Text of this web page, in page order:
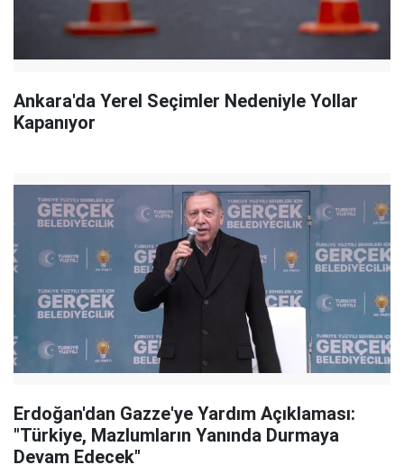
Ankara'da Yerel Seçimler Nedeniyle Yollar
Kapanıyor
Erdoğan'dan Gazze'ye Yardım Açıklaması:
"Türkiye, Mazlumların Yanında Durmaya
Devam Edecek"